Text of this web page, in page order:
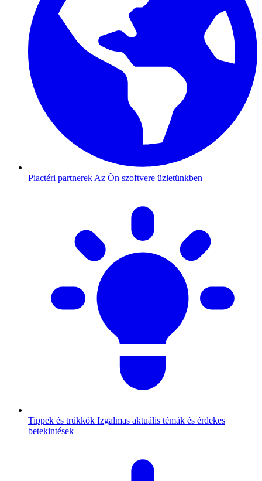
Piactéri partnerek Az Ön szoftvere üzletünkben
Tippek és trükkök Izgalmas aktuális témák és érdekes
betekintések